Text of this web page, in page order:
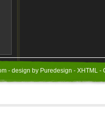
- design by Puredesign - XHTML -